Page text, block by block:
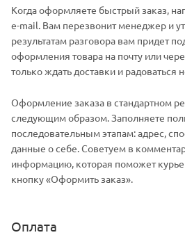
Когда оформляете быстрый заказ,
e-mail. Вам перезвонит менеджер и
результатам разговора вам придет
оформления товара на почту или
только ждать доставки и радоваться
Оформление заказа в стандартном
следующим образом. Заполняете
последовательным этапам: адрес,
данные о себе. Советуем в
информацию, которая поможет
кнопку «Оформить заказ».
Оплата